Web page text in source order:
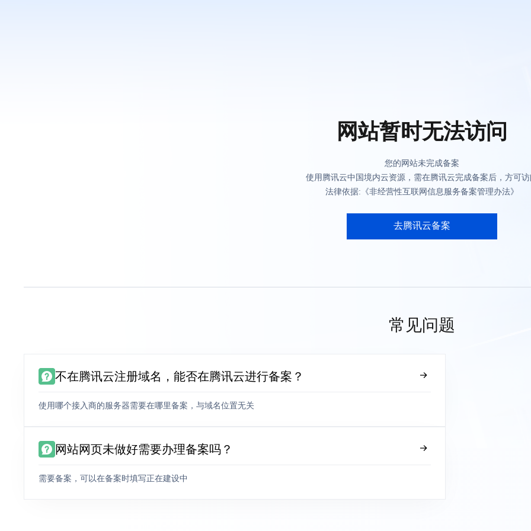
网站暂时无法访问
您的网站未完成备案
使用腾讯云中国境内云资源，需在腾讯云完成备案后，方可
法律依据:《非经营性互联网信息服务备案管理办法》
去腾讯云备案
常见问题
不在腾讯云注册域名，能否在腾讯云进行备案？
使用哪个接入商的服务器需要在哪里备案，与域名位置无关
网站网页未做好需要办理备案吗？
需要备案，可以在备案时填写正在建设中